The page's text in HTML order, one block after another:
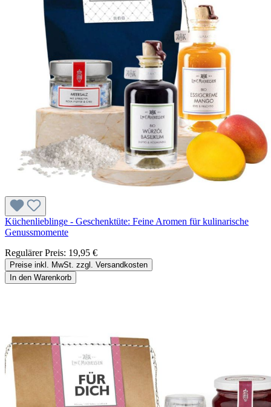
Küchenlieblinge - Geschenktüte: Feine Aromen für kulinarische
Genussmomente
Regulärer Preis: 19,95 €
Preise inkl. MwSt. zzgl. Versandkosten
In den Warenkorb